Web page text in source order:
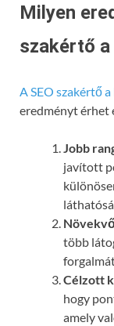
Milyen
szakértő
A SEO szakértő
eredményt érhet
Jobb
javított
több
Célzott
hogy
amely